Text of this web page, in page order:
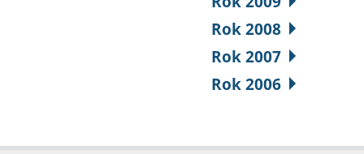
Rok 2008
Rok 2007
Rok 2006